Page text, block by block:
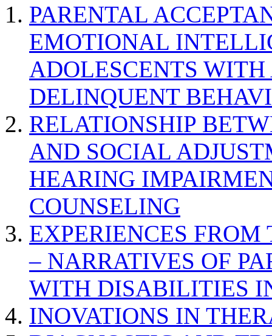
PARENTAL
EMOTIONAL
ADOLESCENTS
DELINQUENT
RELATIONSHIP
AND SOCIAL
HEARING
COUNSELING
EXPERIENCES
– NARRATIVES OF
WITH DISABILITIES
INOVATIONS IN